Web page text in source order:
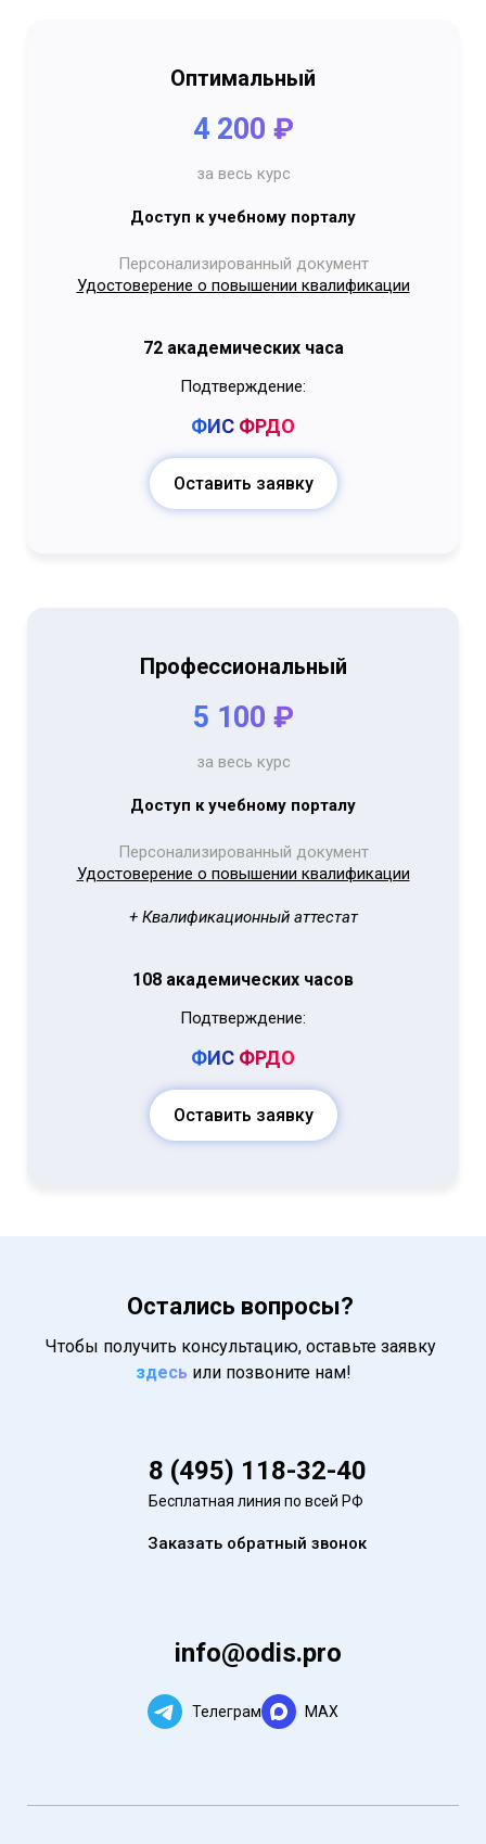
Оптимальный
4 200 ₽
за весь курс
Доступ к учебному порталу
Персонализированный документ
Удостоверение о повышении квалификации
72 академических часа
Подтверждение:
ФИС ФРДО
Оставить заявку
Профессиональный
5 100 ₽
за весь курс
Доступ к учебному порталу
Персонализированный документ
Удостоверение о повышении квалификации
+ Квалификационный аттестат
108 академических часов
Подтверждение:
ФИС ФРДО
Оставить заявку
Остались вопросы?
Чтобы получить консультацию, оставьте заявку
здесь или позвоните нам!
8 (495) 118-32-40
Бесплатная линия по всей РФ
Заказать обратный звонок
info@odis.pro
Телеграм MAX